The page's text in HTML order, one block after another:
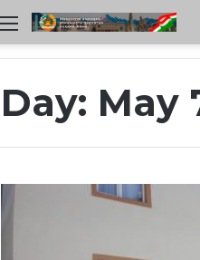
Меню
Day: May